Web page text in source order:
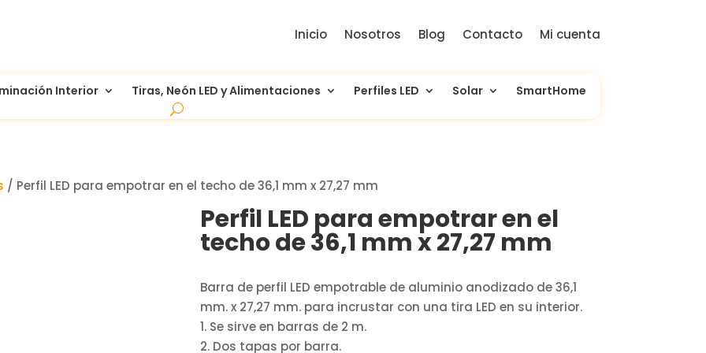
Inicio Nosotros Blog Contacto Mi cuenta
Interior Tiras, Neón LED y Alimentaciones Perfiles LED Solar SmartHome
/ Perfil LED para empotrar en el techo de 36,1 mm x 27,27 mm
Perfil LED para empotrar en el
techo de 36,1 mm x 27,27 mm
Barra de perfil LED empotrable de aluminio anodizado de 36,1
mm. x 27,27 mm. para incrustar con una tira LED en su interior.
1. Se sirve en barras de 2 m.
2. Dos tapas por barra.